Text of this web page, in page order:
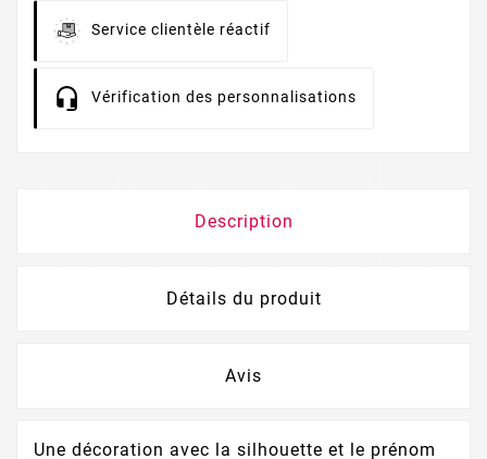
Service clientèle réactif
Vérification des personnalisations
Description
Détails du produit
Avis
Une décoration avec la silhouette et le prénom